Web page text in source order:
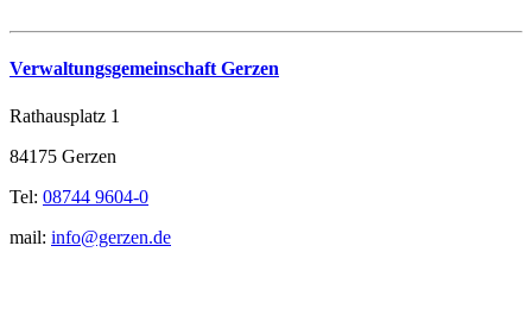
Verwaltungsgemeinschaft Gerzen
Rathausplatz 1
84175 Gerzen
Tel: 08744 9604-0
mail: info@gerzen.de